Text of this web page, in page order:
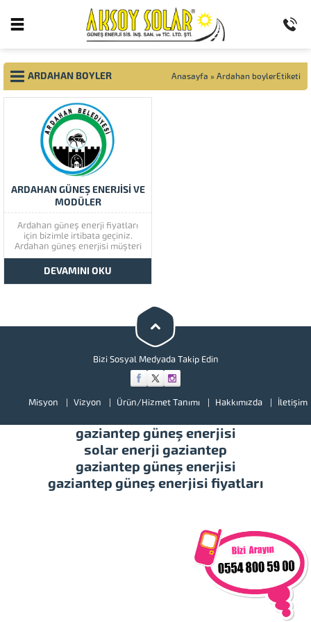
ARDAHAN BOYLER Anasayfa » Ardahan boylerEtiketi
ARDAHAN GÜNEŞ ENERJİSİ VE
MODÜLER
Ardahan güneş enerji fiyatları
için bizimle irtibata geçiniz.
Ardahan güneş enerjisi müşteri
memnuniyetine çok önem
vermektedir. Ardahan güneş
enerjisinin kaliteli ürünlerini
görmek için lütfen ürünlerimize
illerimizde hizmet vermekteyiz.
Tüm soru,...
DEVAMINI OKU
Bizi Sosyal Medyada Takip Edin
Misyon Vizyon Ürün/Hizmet Tanımı Hakkımızda İletişim
gaziantep güneş enerjisi
solar enerji gaziantep
gaziantep güneş enerjisi
gaziantep güneş enerjisi fiyatları